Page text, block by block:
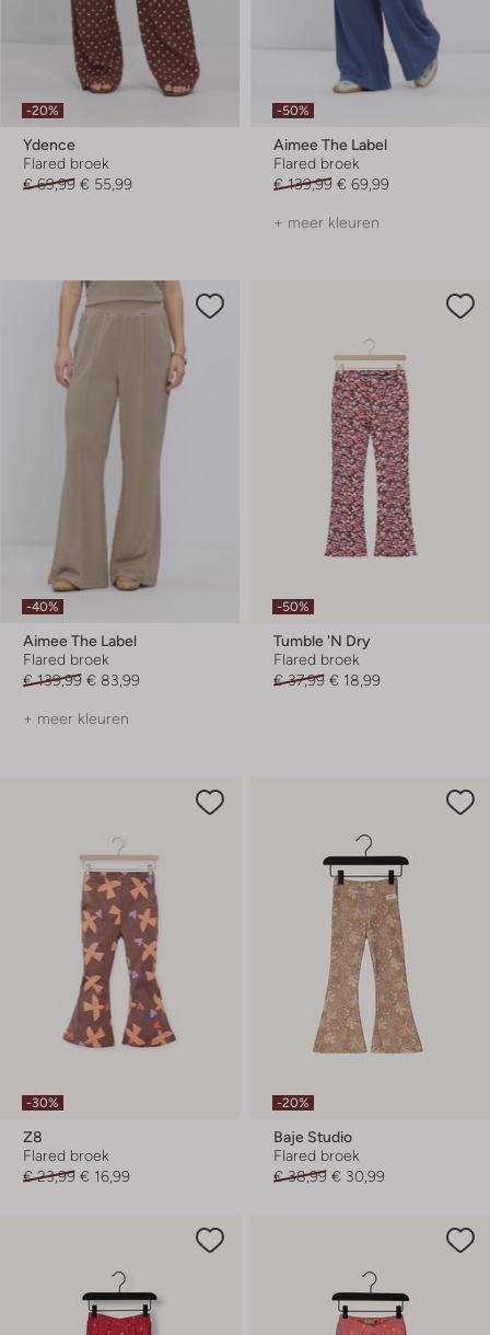
-20%
Ydence
Flared broek
€ 69,99 € 55,99
-50%
Aimee The Label
Flared broek
€ 139,99 € 69,99
+ meer kleuren
-40%
Aimee The Label
Flared broek
€ 139,99 € 83,99
+ meer kleuren
-50%
Tumble 'n Dry
Flared broek
€ 37,99 € 18,99
-30%
Z8
Flared broek
€ 23,99 € 16,99
-20%
Baje Studio
Flared broek
€ 38,99 € 30,99